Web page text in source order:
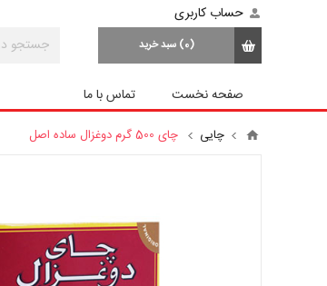
حساب کاربری
(0) سبد خرید
صفحه نخست تماس با ما
چایی چای 500 گرم دوغزال ساده اصل